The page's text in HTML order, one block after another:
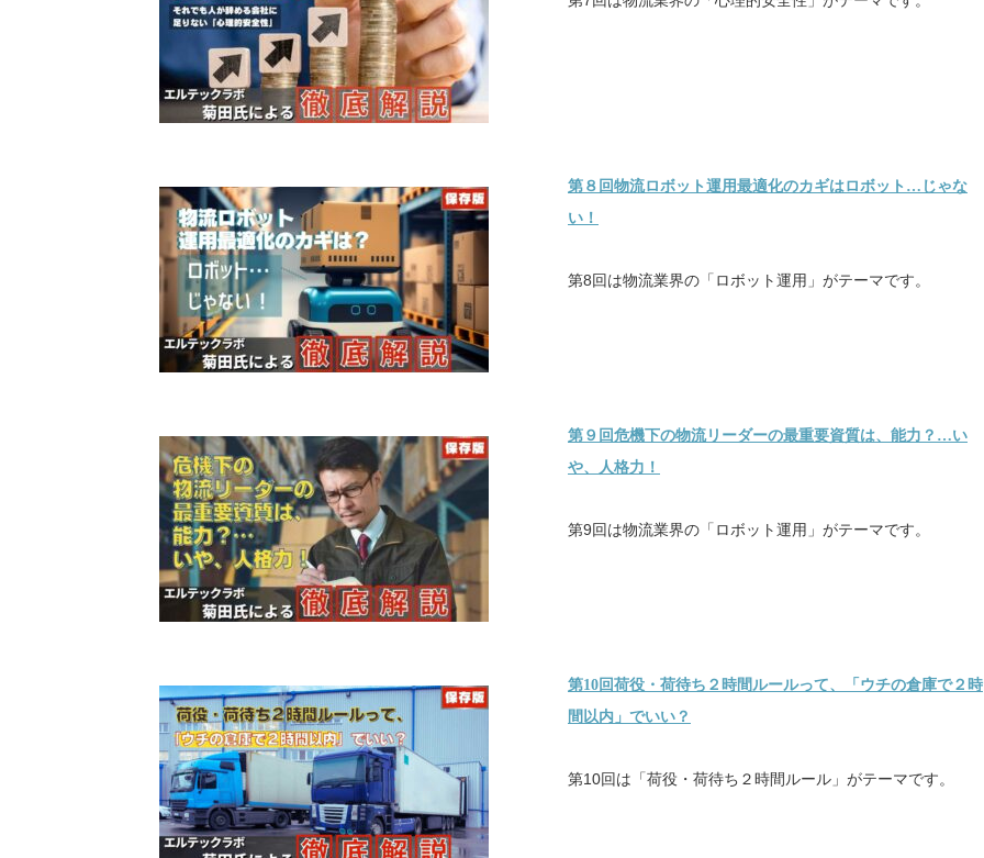
第８回物流ロボット運用最適化のカギはロボット…じゃな
い！
第8回は物流業界の「ロボット運用」がテーマです。
第９回危機下の物流リーダーの最重要資質は、能力？…い
や、人格力！
第9回は物流業界の「ロボット運用」がテーマです。
第10回荷役・荷待ち２時間ルールって、「ウチの倉庫で２時
間以内」でいい？
第10回は「荷役・荷待ち２時間ルール」がテーマです。